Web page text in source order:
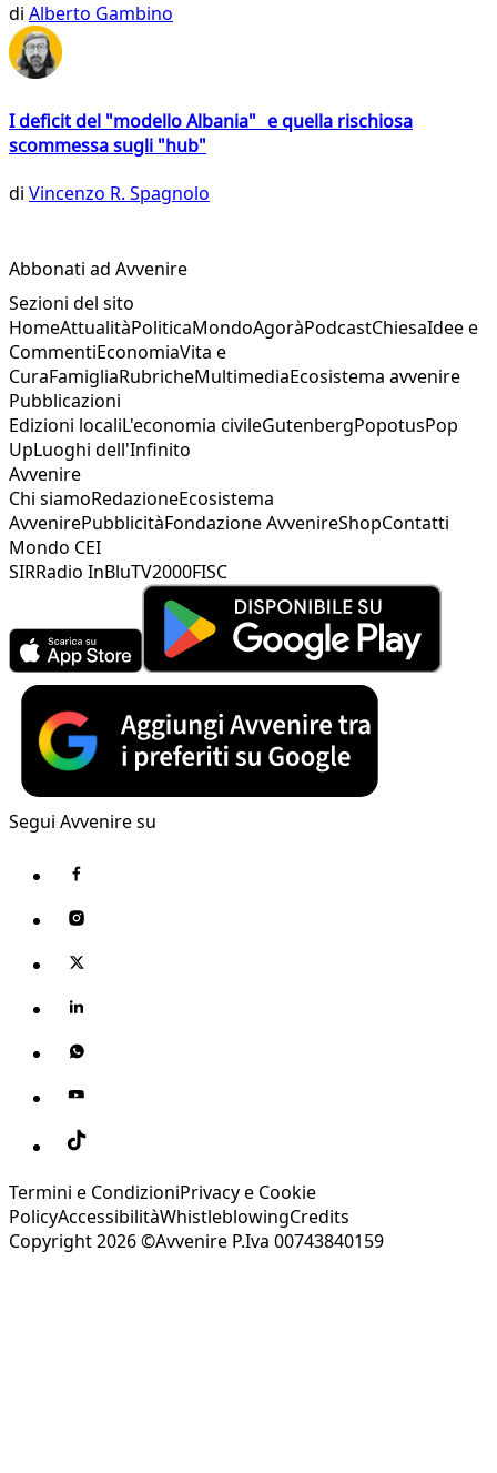
di Alberto Gambino
I deficit del "modello Albania" e quella rischiosa
scommessa sugli "hub"
di Vincenzo R. Spagnolo
Abbonati ad Avvenire
Sezioni del sito
HomeAttualitàPoliticaMondoAgoràPodcastChiesaIdee e
CommentiEconomiaVita e
CuraFamigliaRubricheMultimediaEcosistema avvenire
Pubblicazioni
Edizioni localiL'economia civileGutenbergPopotusPop
UpLuoghi dell'Infinito
Avvenire
Chi siamoRedazioneEcosistema
AvvenirePubblicitàFondazione AvvenireShopContatti
Mondo CEI
SIRRadio InBluTV2000FISC
Segui Avvenire su
Termini e CondizioniPrivacy e Cookie
PolicyAccessibilitàWhistleblowingCredits
Copyright 2026 ©Avvenire P.Iva 00743840159